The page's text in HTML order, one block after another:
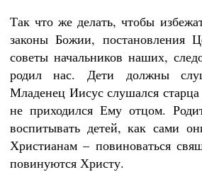
Так что же делать, чтобы
законы Божии, постановления
советы начальников наших,
родил нас. Дети должны
Младенец Иисус слушался
не приходился Ему отцом.
воспитывать детей, как сами
Христианам – повиноваться
повинуются Христу.